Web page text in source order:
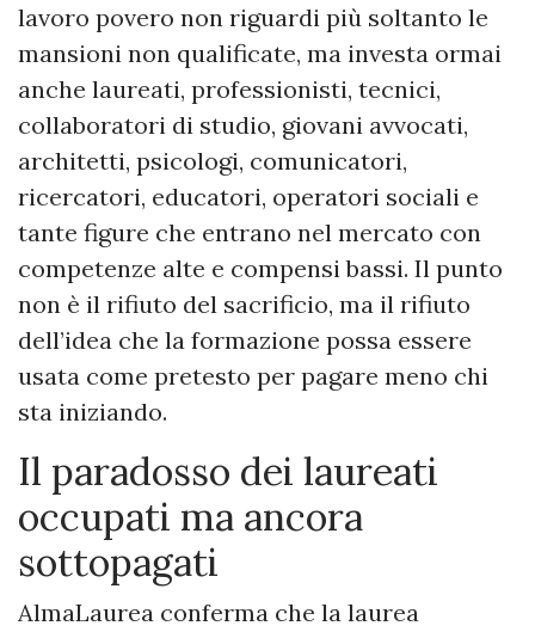
lavoro povero non riguardi più soltanto le
mansioni non qualificate, ma investa ormai
anche laureati, professionisti, tecnici,
collaboratori di studio, giovani avvocati,
architetti, psicologi, comunicatori,
ricercatori, educatori, operatori sociali e
tante figure che entrano nel mercato con
competenze alte e compensi bassi. Il punto
non è il rifiuto del sacrificio, ma il rifiuto
dell’idea che la formazione possa essere
usata come pretesto per pagare meno chi
sta iniziando.
Il paradosso dei laureati
occupati ma ancora
sottopagati
AlmaLaurea conferma che la laurea